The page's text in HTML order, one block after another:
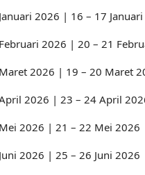
2026 | 16 – 17
2026 | 20 – 21
2026 | 19 – 20 Maret
2026 | 23 – 24 April
2026 | 21 – 22 Mei 2026
2026 | 25 – 26 Juni 2026